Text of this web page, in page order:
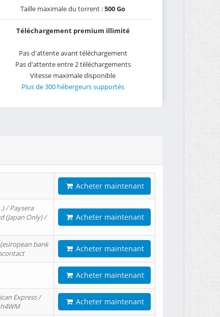
Taille maximale du torrent :500 Go
Téléchargement premium illimité
Pas d'attente avant téléchargement
Pas d'attente entre 2 téléchargements
Vitesse maximale disponible
Plus de 300 hébergeurs supportés
Acheter maintenant
/ Paysera
(Japan Only) /
Acheter maintenant
bank
Acheter maintenant
Acheter maintenant
Express /
Acheter maintenant